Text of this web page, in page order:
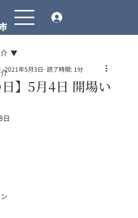
日】5月4日 開場い
2021年5月3日 読了時間: 1分
日